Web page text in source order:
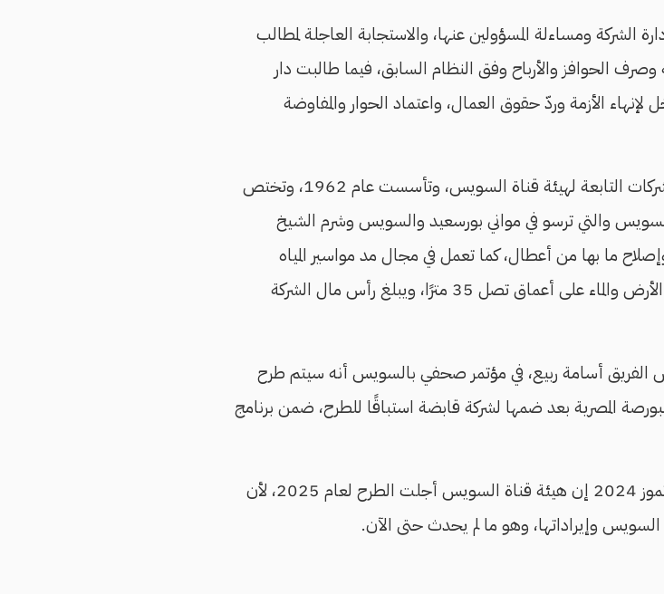
الشركة ومساءلة المسؤولين عنها، والاستجابة العاجلة لمطالب
وصرف الحوافز والأرباح وفق النظام السابق، فيما طالبت دار
الأزمة وردّ حقوق العمال، واعتماد الحوار والمفاوضة
القناة لرباط وأنوار السفن هي إحدى الشركات التابعة لهيئة قناة السويس، وتأسست عام 1962، وتختص
والتي ترسو في مواني بورسعيد والسويس وشرم الشيخ
ما بھا من أعطال، كما تعمل في مجال مد مواسیر المیاه
وكابلات الكھرباء والتلیفون ومواسیر الغاز تحت الأرض والماء على أعماق تصل 35 مترًا، ويبلغ رأس مال الشركة
الفريق أسامة ربيع، في مؤتمر صحفي بالسويس أنه سيتم طرح
المصرية بعد ضمها لشركة قابضة استباقًا للطرح، ضمن برنامج
صحفية، في يوليو/تموز 2024 إن هيئة قناة السويس أجلت الطرح لعام 2025، لأن
السويس وإيراداتها، وهو ما لم يحدث حتى الآن.